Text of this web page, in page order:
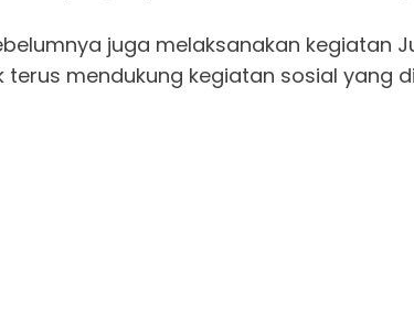
juga melaksanakan kegiatan
terus mendukung kegiatan sosial yang